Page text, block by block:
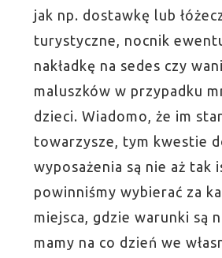
jak np. dostawkę lub
turystyczne, nocnik
nakładkę na sedes czy
maluszków w przypadku
dzieci. Wiadomo, że im
towarzysze, tym kwestie
wyposażenia są nie aż tak
powinniśmy wybierać za
miejsca, gdzie warunki są
mamy na co dzień we